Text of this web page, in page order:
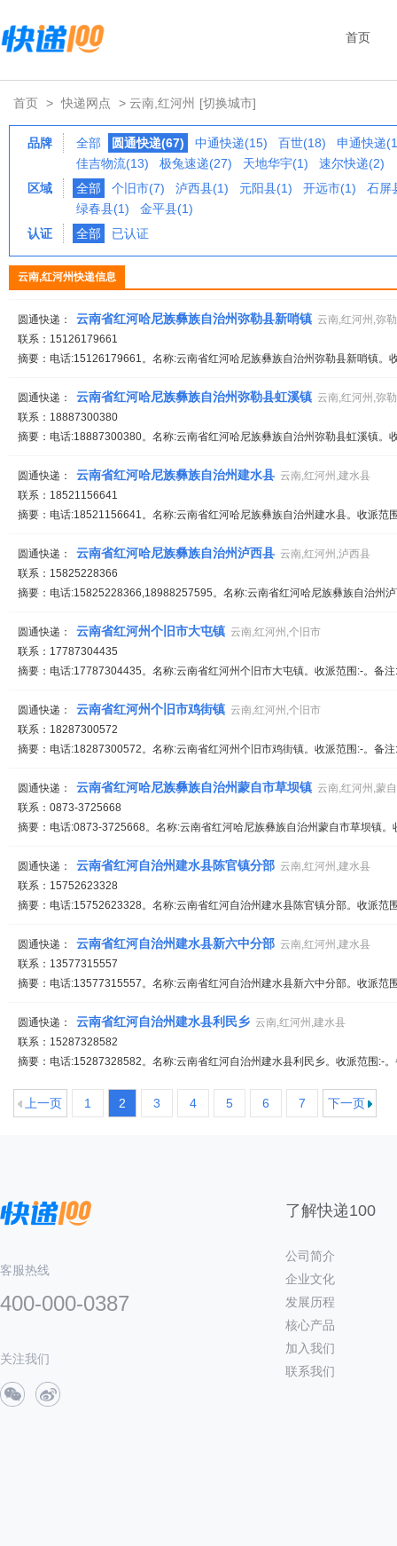
首页
首页 > 快递网点 > 云南,红河州 [切换城市]
品牌 全部 圆通快递(67) 中通快递(15) 百世(18)
申通快递
佳吉物流(13)
极兔速递(27) 天地华宇(1)
速尔快递(2)
区域
全部 个旧市(7) 泸西县(1) 元阳县(1) 开远市(1)
石屏
绿春县(1)
金平县(1)
认证
全部 已认证
云南,红河州快递信息
圆通快递： 云南省红河哈尼族彝族自治州弥勒县新哨镇 云南,红河州,弥
联系：15126179661
摘要：电话:15126179661。名称:云南省红河哈尼族彝族自治州弥勒县新哨镇。
圆通快递： 云南省红河哈尼族彝族自治州弥勒县虹溪镇 云南,红河州,弥
联系：18887300380
摘要：电话:18887300380。名称:云南省红河哈尼族彝族自治州弥勒县虹溪镇。
圆通快递： 云南省红河哈尼族彝族自治州建水县 云南,红河州,建水县
联系：18521156641
摘要：电话:18521156641。名称:云南省红河哈尼族彝族自治州建水县。收派范
圆通快递： 云南省红河哈尼族彝族自治州泸西县 云南,红河州,泸西县
联系：15825228366
摘要：电话:15825228366,18988257595。名称:云南省红河哈尼族彝族自治州
圆通快递： 云南省红河州个旧市大屯镇 云南,红河州,个旧市
联系：17787304435
摘要：电话:17787304435。名称:云南省红河州个旧市大屯镇。收派范围:-。备
圆通快递： 云南省红河州个旧市鸡街镇 云南,红河州,个旧市
联系：18287300572
摘要：电话:18287300572。名称:云南省红河州个旧市鸡街镇。收派范围:-。备
圆通快递： 云南省红河哈尼族彝族自治州蒙自市草坝镇 云南,红河州,蒙
联系：0873-3725668
摘要：电话:0873-3725668。名称:云南省红河哈尼族彝族自治州蒙自市草坝镇
圆通快递： 云南省红河自治州建水县陈官镇分部 云南,红河州,建水县
联系：15752623328
摘要：电话:15752623328。名称:云南省红河自治州建水县陈官镇分部。收派范
圆通快递： 云南省红河自治州建水县新六中分部 云南,红河州,建水县
联系：13577315557
摘要：电话:13577315557。名称:云南省红河自治州建水县新六中分部。收派范
圆通快递： 云南省红河自治州建水县利民乡 云南,红河州,建水县
联系：15287328582
摘要：电话:15287328582。名称:云南省红河自治州建水县利民乡。收派范围:-
上一页 1 2 3 4 5 6 7 下一页
客服热线
400-000-0387
关注我们
了解快递100
公司简介
企业文化
发展历程
核心产品
加入我们
联系我们